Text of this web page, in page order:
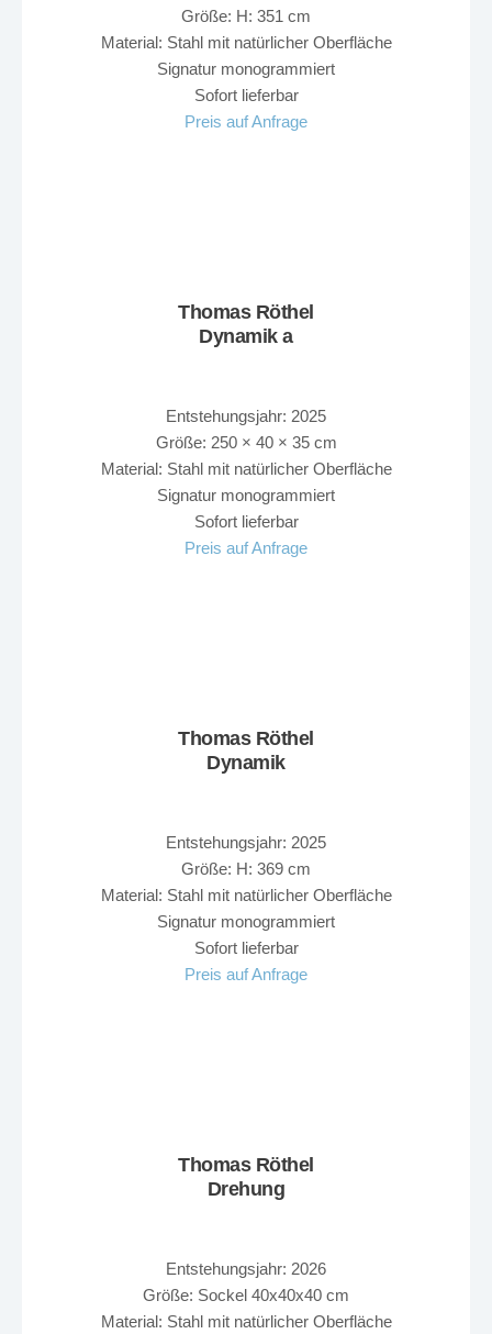
Größe: H: 351 cm
Material: Stahl mit natürlicher Oberfläche
Signatur monogrammiert
Sofort lieferbar
Preis auf Anfrage
Thomas Röthel
Dynamik a
Entstehungsjahr: 2025
Größe: 250 × 40 × 35 cm
Material: Stahl mit natürlicher Oberfläche
Signatur monogrammiert
Sofort lieferbar
Preis auf Anfrage
Thomas Röthel
Dynamik
Entstehungsjahr: 2025
Größe: H: 369 cm
Material: Stahl mit natürlicher Oberfläche
Signatur monogrammiert
Sofort lieferbar
Preis auf Anfrage
Thomas Röthel
Drehung
Entstehungsjahr: 2026
Größe: Sockel 40x40x40 cm
Material: Stahl mit natürlicher Oberfläche